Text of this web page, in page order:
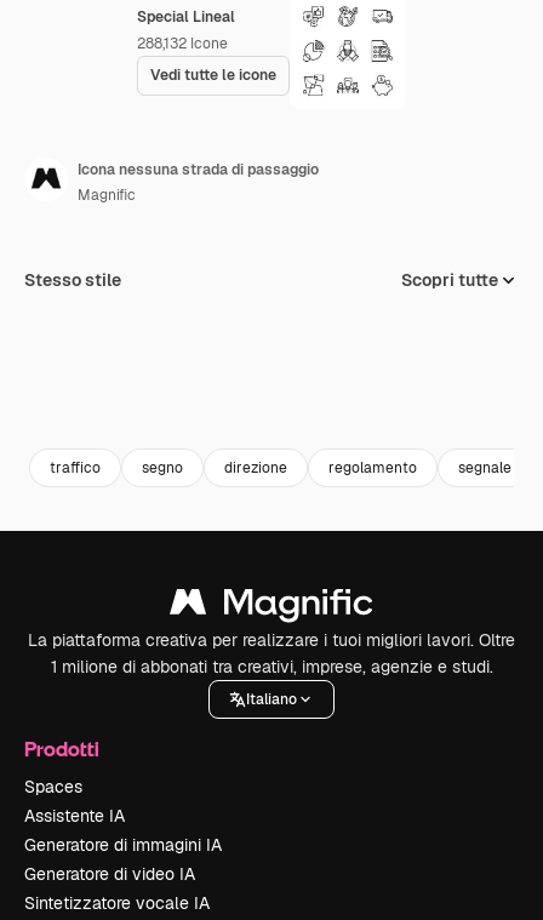
Special Lineal
288,132 Icone
Vedi tutte le icone
Icona nessuna strada di passaggio
Magnific
Stesso stile Scopri tutte
traffico segno direzione regolamento segnale
La piattaforma creativa per realizzare i tuoi migliori lavori. Oltre
1 milione di abbonati tra creativi, imprese, agenzie e studi.
Italiano
Prodotti
Spaces
Assistente IA
Generatore di immagini IA
Generatore di video IA
Sintetizzatore vocale IA